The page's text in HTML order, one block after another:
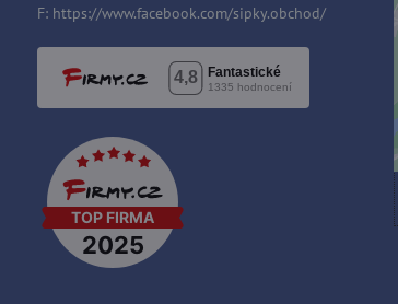
F: https://www.facebook.com/sipky.obchod/